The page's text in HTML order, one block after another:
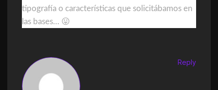
tipografía o características que solicitábamos en
las bases… 😛
Reply